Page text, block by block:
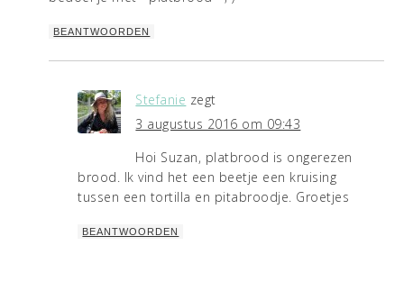
BEANTWOORDEN
Stefanie zegt
3 augustus 2016 om 09:43
Hoi Suzan, platbrood is ongerezen
brood. Ik vind het een beetje een kruising
tussen een tortilla en pitabroodje. Groetjes
BEANTWOORDEN